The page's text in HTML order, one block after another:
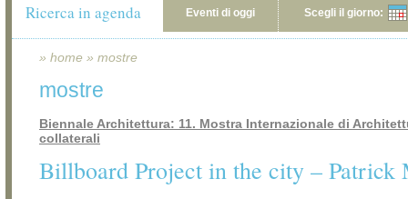
Ricerca in agenda Eventi di oggi Scegli il giorno:
» home » mostre
mostre
Biennale Architettura: 11. Mostra Internazionale di
collaterali
Billboard Project in the city – Patrick